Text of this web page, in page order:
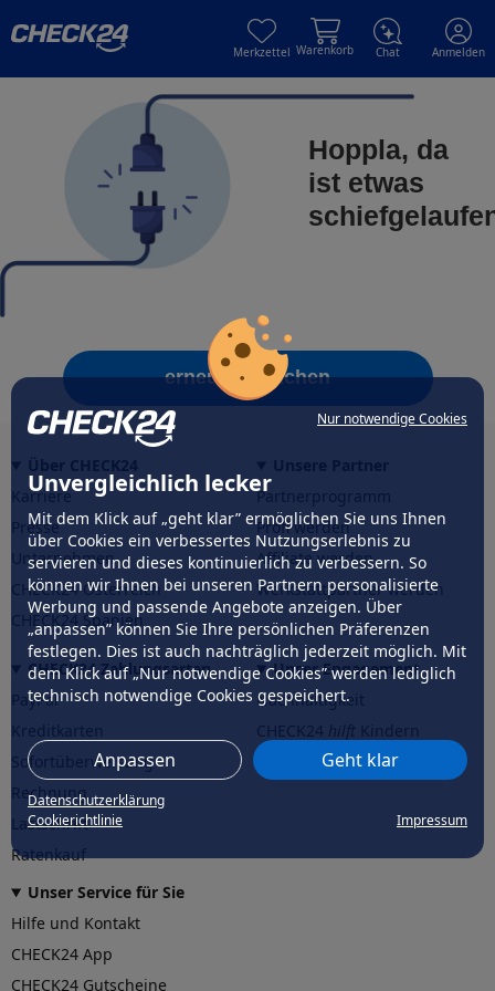
Nur notwendige Cookies
Unvergleichlich lecker
Mit dem Klick auf „geht klar” ermöglichen Sie uns Ihnen
über Cookies ein verbessertes Nutzungserlebnis zu
servieren und dieses kontinuierlich zu verbessern. So
können wir Ihnen bei unseren Partnern personalisierte
Werbung und passende Angebote anzeigen. Über
„anpassen” können Sie Ihre persönlichen Präferenzen
festlegen. Dies ist auch nachträglich jederzeit möglich. Mit
dem Klick auf „Nur notwendige Cookies” werden lediglich
technisch notwendige Cookies gespeichert.
Anpassen Geht klar
Datenschutzerklärung
Cookierichtlinie
Impressum
Merkzettel Warenkorb Chat Anmelden
Hoppla, da
ist etwas
erneut versuchen
Karriere
Presse
Unternehmen
CHECK24 Österreich
CHECK24 Spanien
Partnerprogramm
Profi werden
Affiliate werden
Werkstattpartner werden
CHECK24 Zahlungsarten
PayPal
Sofortüberweisung
Rechnung
Lastschrift
Ratenkauf
Unser Engagement
Nachhaltigkeit
CHECK24hilftder Natur
Unser Service für Sie
Hilfe und Kontakt
CHECK24 App
CHECK24 Gutscheine